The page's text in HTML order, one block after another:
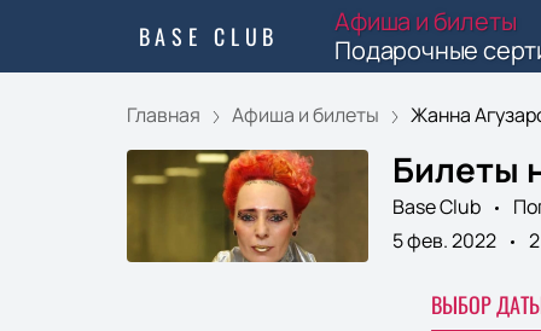
BASE CLUB
Афиша и билеты
Подарочные
Главная Афиша и билеты Жанна
Билеты
Base Club
5 фев. 2022
ВЫБОР